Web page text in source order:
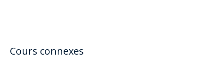
Cours connexes